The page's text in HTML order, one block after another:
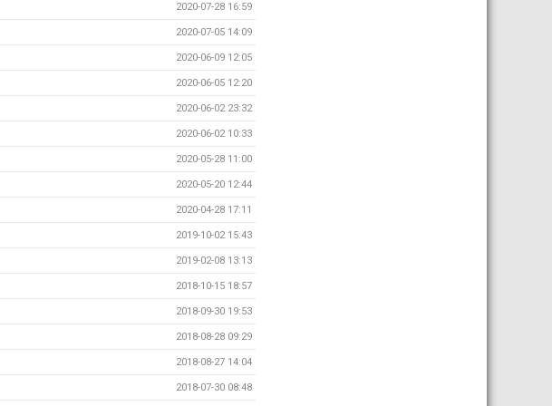
2020-07-28 16:59
2020-07-05 14:09
2020-06-09 12:05
2020-06-05 12:20
2020-06-02 23:32
2020-06-02 10:33
2020-05-28 11:00
2020-05-20 12:44
2020-04-28 17:11
2019-10-02 15:43
2019-02-08 13:13
2018-10-15 18:57
2018-09-30 19:53
2018-08-28 09:29
2018-08-27 14:04
2018-07-30 08:48